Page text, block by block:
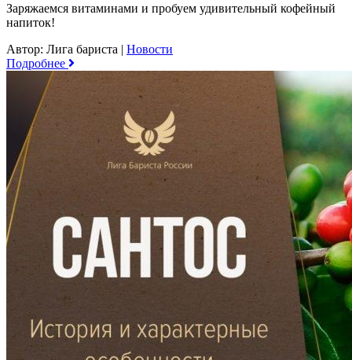
Заряжаемся витаминами и пробуем удивительный кофейный
напиток!
Автор: Лига бариста | Новости
Подробнее